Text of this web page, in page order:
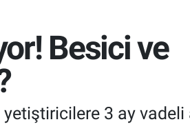
Besici ve
3 ay vadeli